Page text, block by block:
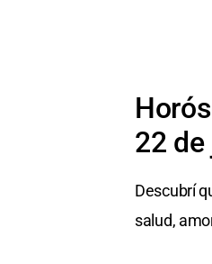
22
Descubrí
salud,